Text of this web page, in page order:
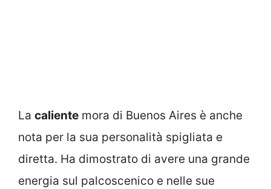
La caliente mora di Buenos Aires è anche
nota per la sua personalità spigliata e
diretta. Ha dimostrato di avere una grande
energia sul palcoscenico e nelle sue